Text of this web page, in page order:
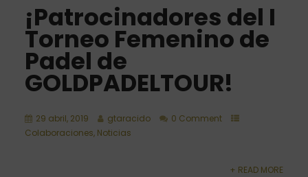
¡Patrocinadores del I
Torneo Femenino de
Padel de
GOLDPADELTOUR!
29 abril, 2019 gtaracido
0 Comment
Colaboraciones, Noticias
+ READ MORE